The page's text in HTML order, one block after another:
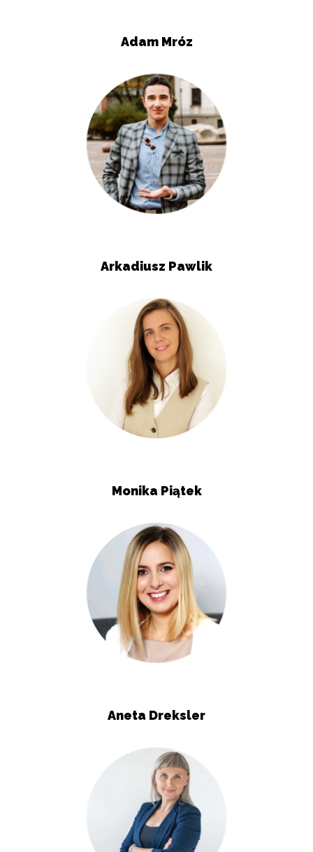
Adam Mróz
Arkadiusz Pawlik
Monika Piątek
Aneta Dreksler